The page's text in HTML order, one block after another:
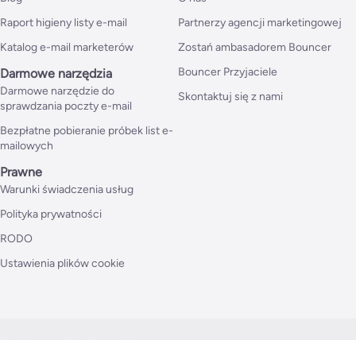
Raport higieny listy e-mail
Katalog e-mail marketerów
Darmowe narzędzia
Darmowe narzędzie do
sprawdzania poczty e-mail
Bezpłatne pobieranie próbek list e-
mailowych
Partnerzy agencji marketingowej
Zostań ambasadorem Bouncer
Bouncer Przyjaciele
Skontaktuj się z nami
Prawne
Warunki świadczenia usług
Polityka prywatności
RODO
Ustawienia plików cookie